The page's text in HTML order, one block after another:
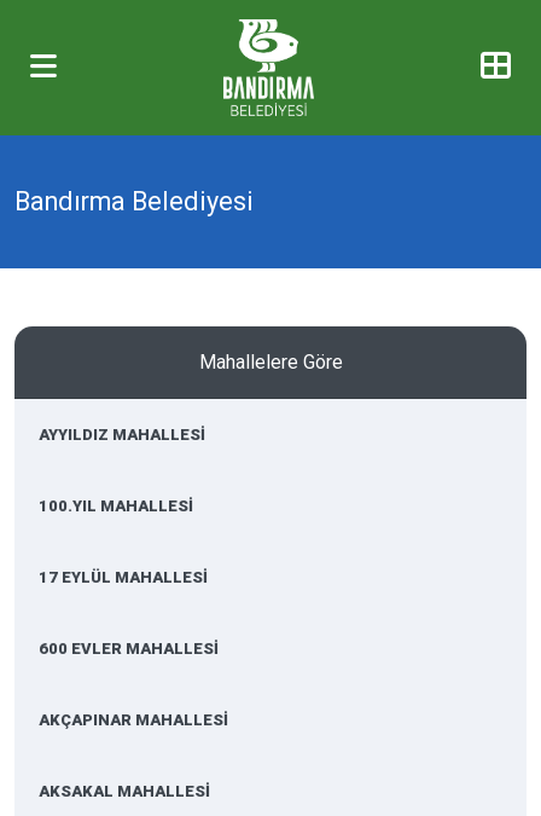
Bandırma Belediyesi
Mahallelere Göre
AYYILDIZ MAHALLESİ
100.YIL MAHALLESİ
17 EYLÜL MAHALLESİ
600 EVLER MAHALLESİ
AKÇAPINAR MAHALLESİ
AKSAKAL MAHALLESİ